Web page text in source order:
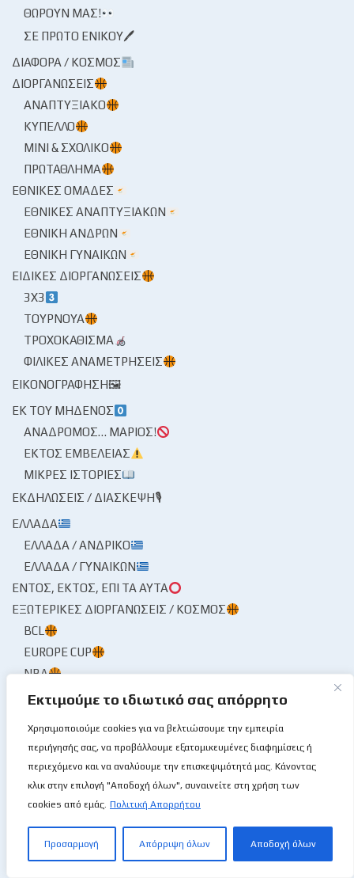
Εκτιμούμε το ιδιωτικό σας απόρρητο
Χρησιμοποιούμε cookies για να βελτιώσουμε την εμπειρία
περιήγησής σας, να προβάλλουμε εξατομικευμένες διαφημίσεις ή
περιεχόμενο και να αναλύουμε την επισκεψιμότητά μας. Κάνοντας
κλικ στην επιλογή "Αποδοχή όλων", συναινείτε στη χρήση των
cookies από εμάς. Πολιτική Απορρήτου
Προσαρμογή Απόρριψη όλων Αποδοχή όλων
ΘΩΡΟΎΝ ΜΑΣ!
ΣΕ ΠΡΏΤΟ ΕΝΙΚΟΎ🖊
ΔΙΆΦΟΡΑ / ΚΌΣΜΟΣ
ΔΙΟΡΓΑΝΏΣΕΙΣ
ΑΝΑΠΤΥΞΙΑΚΌ
ΚΎΠΕΛΛΟ
ΜΊΝΙ & ΣΧΟΛΙΚΌ
ΠΡΩΤΆΘΛΗΜΑ
ΕΘΝΙΚΈΣ ΟΜΆΔΕΣ
ΕΘΝΙΚΈΣ ΑΝΑΠΤΥΞΙΑΚΏΝ
ΕΘΝΙΚΉ ΑΝΔΡΏΝ
ΕΘΝΙΚΉ ΓΥΝΑΙΚΏΝ
ΕΙΔΙΚΈΣ ΔΙΟΡΓΑΝΏΣΕΙΣ
3X3
ΤΟΥΡΝΟΥΆ
ΤΡΟΧΟΚΆΘΙΣΜΑ
ΦΙΛΙΚΈΣ ΑΝΑΜΕΤΡΉΣΕΙΣ
ΕΙΚΟΝΟΓΡΆΦΗΣΗ🖼
ΕΚ ΤΟΥ ΜΗΔΕΝΌΣ
ΑΝΆΔΡΟΜΟΣ… ΜΆΡΙΟΣ!
ΕΚΤΌΣ ΕΜΒΈΛΕΙΑΣ
ΜΙΚΡΈΣ ΙΣΤΟΡΊΕΣ
ΕΚΔΗΛΏΣΕΙΣ / ΔΙΆΣΚΕΨΗ🎙
ΕΛΛΆΔΑ
ΕΛΛΆΔΑ / ΑΝΔΡΙΚΌ
ΕΛΛΆΔΑ / ΓΥΝΑΙΚΏΝ
ΕΝΤΌΣ, ΕΚΤΌΣ, ΕΠΊ ΤΑ ΑΥΤΆ
ΕΞΩΤΕΡΙΚΈΣ ΔΙΟΡΓΑΝΏΣΕΙΣ / ΚΌΣΜΟΣ
BCL
EUROPE CUP
NBA
ΕΥΡΩΛΊΓΚΑ
ΈΤΣΙ ΜΟΥ ΕΚΆΠΝΙΣΕΝ
Ο ΑΝΑΖΗΤΏΝ ΕΥΡΊΣΚΕΙ
Ο ΜΙΤΣΙΚΟΥΡΤΉΣ Ο ΜΠΌΜΠΙΡΑΣ
ΠΕΡΓΑΜΗΝΉΣ ΑΝΆΓΝΩΣΜΑ
ΑΓΏΝΕΣ
ΗΜΕΡΟΛΌΓΙΟ🗓